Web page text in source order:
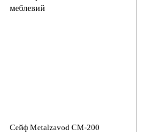
Сейф Metalzavod СМ-200